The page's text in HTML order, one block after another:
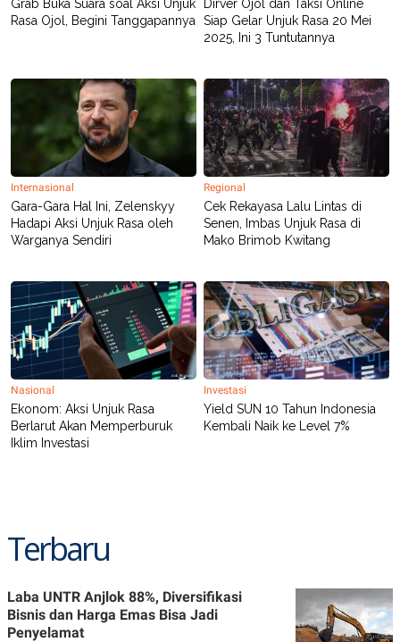
PEMBERITAAN
SIBER
PRIVACY
POLICY
Grab Buka Suara soal Aksi Unjuk
Rasa Ojol, Begini Tanggapannya
Dirver Ojol dan Taksi Online
Siap Gelar Unjuk Rasa 20 Mei
2025, Ini 3 Tuntutannya
Internasional
Gara-Gara Hal Ini, Zelenskyy
Hadapi Aksi Unjuk Rasa oleh
Warganya Sendiri
Regional
Cek Rekayasa Lalu Lintas di
Senen, Imbas Unjuk Rasa di
Mako Brimob Kwitang
Nasional
Ekonom: Aksi Unjuk Rasa
Berlarut Akan Memperburuk
Iklim Investasi
Investasi
Yield SUN 10 Tahun Indonesia
Kembali Naik ke Level 7%
Terbaru
Laba UNTR Anjlok 88%, Diversifikasi
Bisnis dan Harga Emas Bisa Jadi
Penyelamat